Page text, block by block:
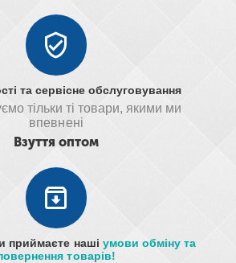
та сервісне обслуговування
тільки ті товари, якими ми
впевнені
Взуття оптом
приймаєте наші умови обміну та
товарів!